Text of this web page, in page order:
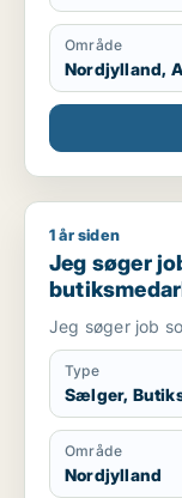
Område
Nordjylland,
Jeg søger job
1 år siden
Jeg søger
Jeg søger job
Type
Sælger,
Område
Nordjylland